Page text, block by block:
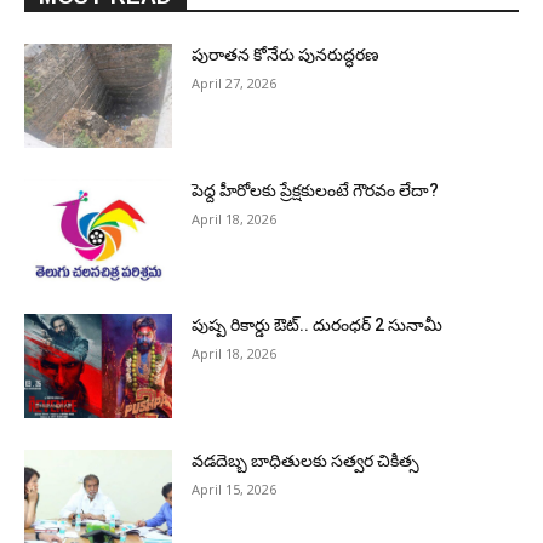
పురాత‌న కోనేరు పున‌రుద్ధ‌ర‌ణ
April 27, 2026
పెద్ద హీరోల‌కు ప్రేక్ష‌కులంటే గౌర‌వం లేదా?
April 18, 2026
పుష్ప రికార్డు ఔట్‌.. దురంధ‌ర్ 2 సునామీ
April 18, 2026
వడదెబ్బ బాధితులకు సత్వర చికిత్స
April 15, 2026